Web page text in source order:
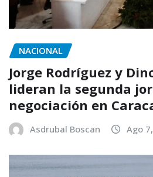
NACIONAL
Jorge Rodríguez y
lideran la segunda
negociación en
Asdrubal Boscan Ago